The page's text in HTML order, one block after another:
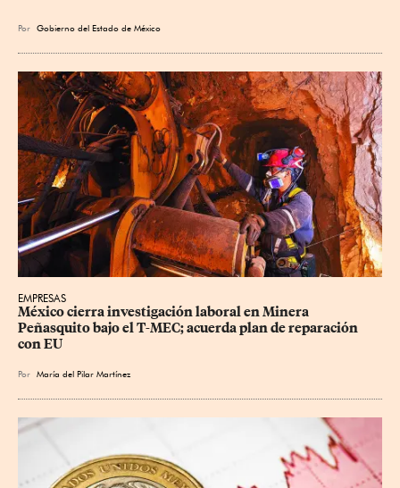
Por Gobierno del Estado de México
EMPRESAS
México cierra investigación laboral en Minera
Peñasquito bajo el T-MEC; acuerda plan de reparación
con EU
Por María del Pilar Martínez